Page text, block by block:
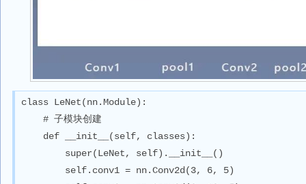
class LeNet(nn.Module):
    # 子模块创建
def __init__(self, classes):
super(LeNet, self).__init__()
self.conv1 = nn.Conv2d(3, 6, 5)